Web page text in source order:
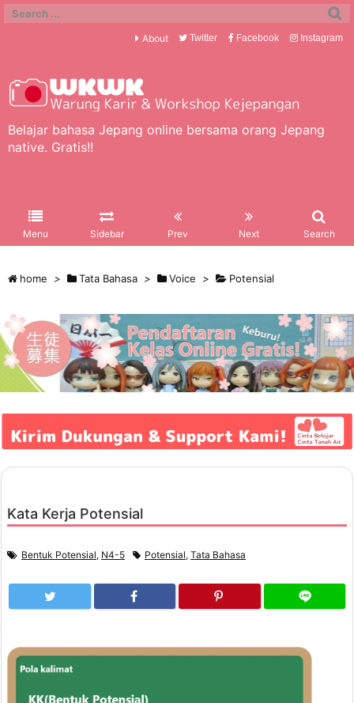
Belajar bahasa Jepang online bersama orang Jepang
native. Gratis!!
Menu Sidebar Prev Next Search
About Twitter Facebook Instagram
home > Tata Bahasa > Voice > Potensial
Kata Kerja Potensial
Bentuk Potensial, N4-5 Potensial, Tata Bahasa